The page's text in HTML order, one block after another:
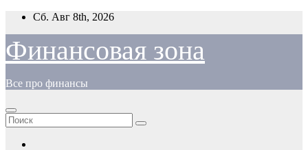
Перейти
содержимому
Сб. Авг 8th, 2026
Финансовая зона
Все про финансы